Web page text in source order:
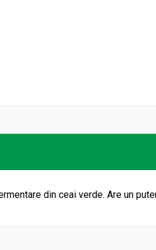
din ceai verde. Are un